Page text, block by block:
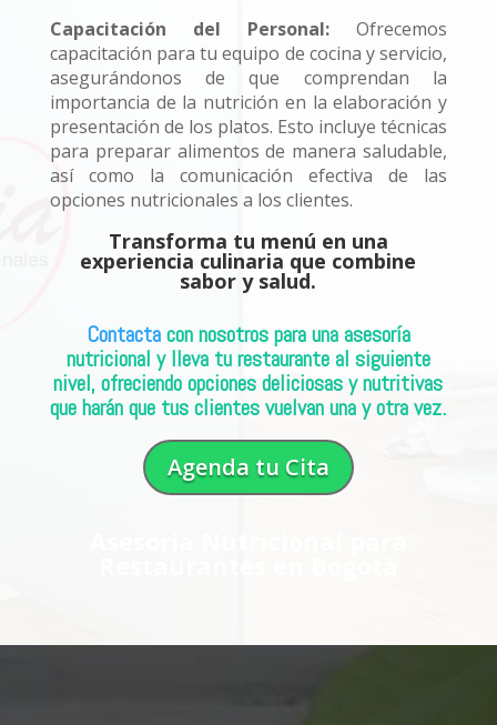
Capacitación del Personal: Ofrecemos
capacitación para tu equipo de cocina y servicio,
asegurándonos de que comprendan la
importancia de la nutrición en la elaboración y
presentación de los platos. Esto incluye técnicas
para preparar alimentos de manera saludable,
así como la comunicación efectiva de las
opciones nutricionales a los clientes.
Transforma tu menú en una
experiencia culinaria que combine
sabor y salud.
Contactacon nosotros para una asesoría
nutricional y lleva tu restaurante al siguiente
nivel, ofreciendo opciones deliciosas y nutritivas
que harán que tus clientes vuelvan una y otra vez.
Agenda tu Cita